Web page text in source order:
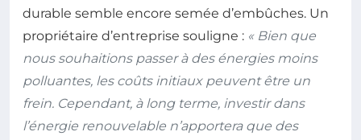
durable semble encore semée d’embûches. Un
propriétaire d’entreprise souligne : « Bien que
nous souhaitions passer à des énergies moins
polluantes, les coûts initiaux peuvent être un
frein. Cependant, à long terme, investir dans
l’énergie renouvelable n’apportera que des